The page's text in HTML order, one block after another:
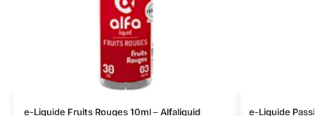
e-Liquide Fruits Rouges 10ml – Alfaliquid e-Liquide